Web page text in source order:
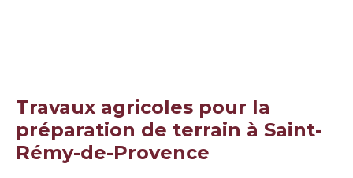
Travaux agricoles pour la
préparation de terrain à Saint-
Rémy-de-Provence